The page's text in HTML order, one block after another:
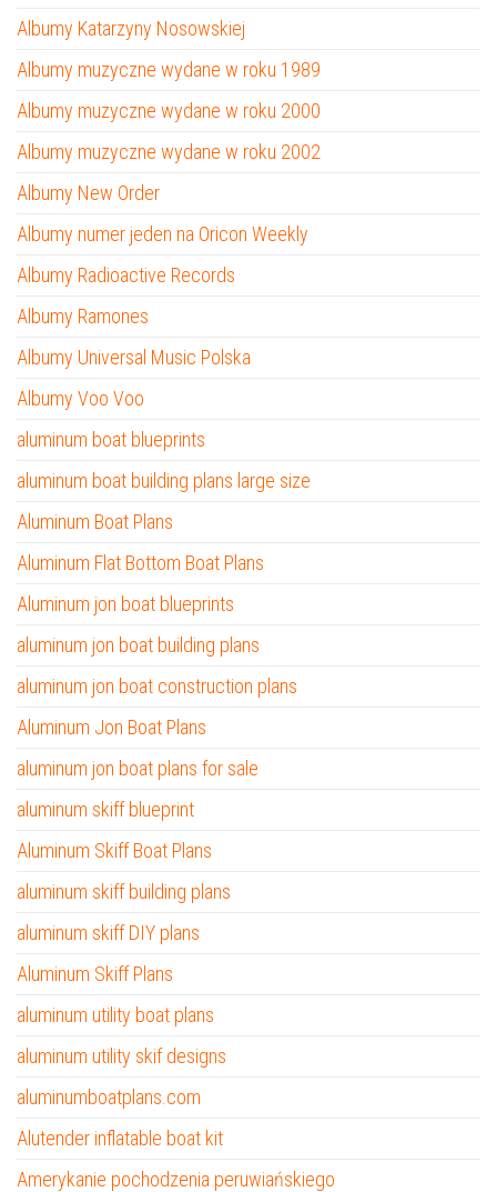
Albumy Katarzyny Nosowskiej
Albumy muzyczne wydane w roku 1989
Albumy muzyczne wydane w roku 2000
Albumy muzyczne wydane w roku 2002
Albumy New Order
Albumy numer jeden na Oricon Weekly
Albumy Radioactive Records
Albumy Ramones
Albumy Universal Music Polska
Albumy Voo Voo
aluminum boat blueprints
aluminum boat building plans large size
Aluminum Boat Plans
Aluminum Flat Bottom Boat Plans
Aluminum jon boat blueprints
aluminum jon boat building plans
aluminum jon boat construction plans
Aluminum Jon Boat Plans
aluminum jon boat plans for sale
aluminum skiff blueprint
Aluminum Skiff Boat Plans
aluminum skiff building plans
aluminum skiff DIY plans
Aluminum Skiff Plans
aluminum utility boat plans
aluminum utility skif designs
aluminumboatplans.com
Alutender inflatable boat kit
Amerykanie pochodzenia peruwiańskiego